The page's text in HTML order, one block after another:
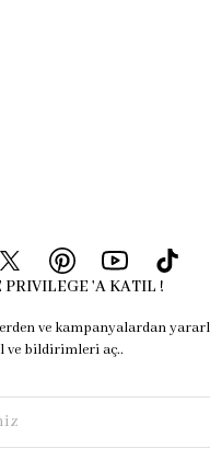
PRIVILEGE 'A KATIL !
ve kampanyalardan
ve bildirimleri aç..